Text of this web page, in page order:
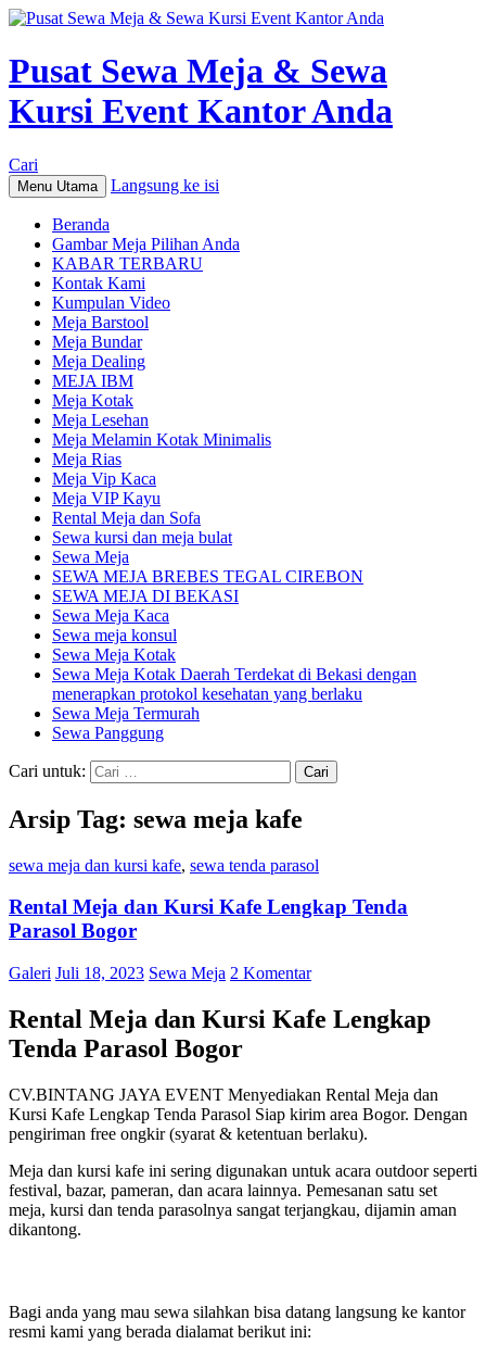
Pusat Sewa Meja & Sewa
Kursi Event Kantor Anda
Cari
Menu Utama Langsung ke isi
Beranda
Gambar Meja Pilihan Anda
KABAR TERBARU
Kontak Kami
Kumpulan Video
Meja Barstool
Meja Bundar
Meja Dealing
MEJA IBM
Meja Kotak
Meja Lesehan
Meja Melamin Kotak Minimalis
Meja Rias
Meja Vip Kaca
Meja VIP Kayu
Rental Meja dan Sofa
Sewa kursi dan meja bulat
Sewa Meja
SEWA MEJA BREBES TEGAL CIREBON
SEWA MEJA DI BEKASI
Sewa Meja Kaca
Sewa meja konsul
Sewa Meja Kotak
Sewa Meja Kotak Daerah Terdekat di Bekasi dengan
menerapkan protokol kesehatan yang berlaku
Sewa Meja Termurah
Sewa Panggung
Cari untuk:
Arsip Tag: sewa meja kafe
sewa meja dan kursi kafe, sewa tenda parasol
Rental Meja dan Kursi Kafe Lengkap Tenda
Parasol Bogor
Galeri Juli 18, 2023 Sewa Meja 2 Komentar
Rental Meja dan Kursi Kafe Lengkap
Tenda Parasol Bogor
CV.BINTANG JAYA EVENT Menyediakan Rental Meja dan
Kursi Kafe Lengkap Tenda Parasol Siap kirim area Bogor. Dengan
pengiriman free ongkir (syarat & ketentuan berlaku).
Meja dan kursi kafe ini sering digunakan untuk acara outdoor seperti
festival, bazar, pameran, dan acara lainnya. Pemesanan satu set
meja, kursi dan tenda parasolnya sangat terjangkau, dijamin aman
dikantong.
Bagi anda yang mau sewa silahkan bisa datang langsung ke kantor
resmi kami yang berada dialamat berikut ini: